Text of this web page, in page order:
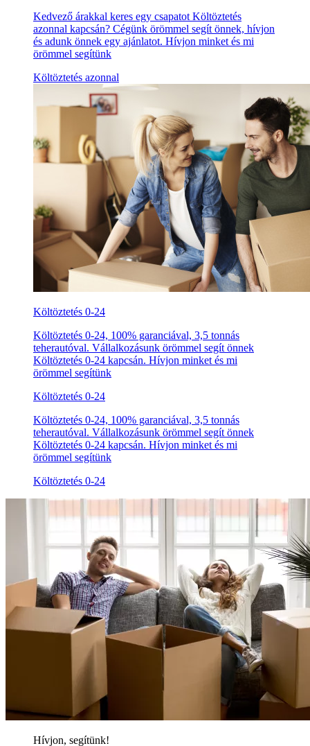
Kedvező árakkal keres egy csapatot Költöztetés
azonnal kapcsán? Cégünk örömmel segít önnek, hívjon
és adunk önnek egy ajánlatot. Hívjon minket és mi
örömmel segítünk
Költöztetés azonnal
Költöztetés 0-24
Költöztetés 0-24, 100% garanciával, 3,5 tonnás
teherautóval. Vállalkozásunk örömmel segít önnek
Költöztetés 0-24 kapcsán. Hívjon minket és mi
örömmel segítünk
Költöztetés 0-24
Költöztetés 0-24, 100% garanciával, 3,5 tonnás
teherautóval. Vállalkozásunk örömmel segít önnek
Költöztetés 0-24 kapcsán. Hívjon minket és mi
örömmel segítünk
Költöztetés 0-24
Hívjon, segítünk!